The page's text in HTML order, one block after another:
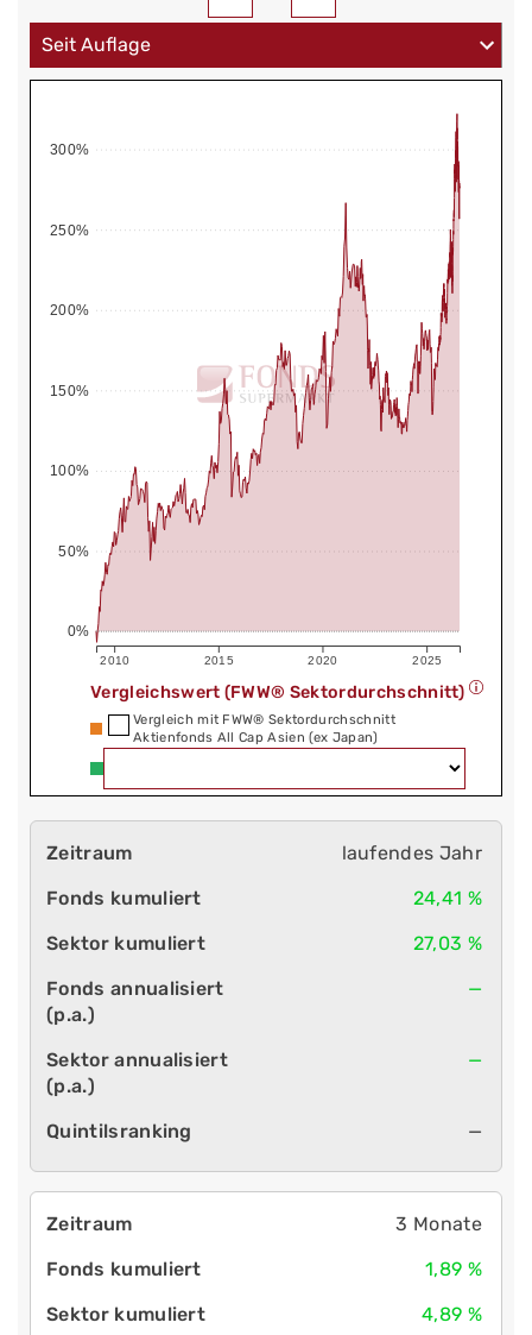
2010 2015 2020 2025
0%
50%
100%
150%
200%
250%
300%
Vergleichswert (FWW® Sektordurchschnitt)
Vergleich mit FWW® Sektordurchschnitt
Aktienfonds All Cap Asien (ex Japan)
laufendes Jahr
24,41 %
27,03 %
—
—
—
3 Monate
1,89 %
4,89 %